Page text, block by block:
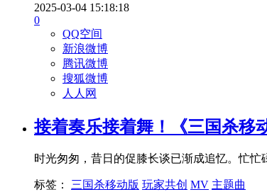
2025-03-04 15:18:18
0
QQ空间
新浪微博
腾讯微博
搜狐微博
人人网
接着奏乐接着舞！《三国杀移
时光匆匆，昔日的促膝长谈已渐成追忆。忙
标签： 三国杀移动版 玩家共创 MV 主题曲